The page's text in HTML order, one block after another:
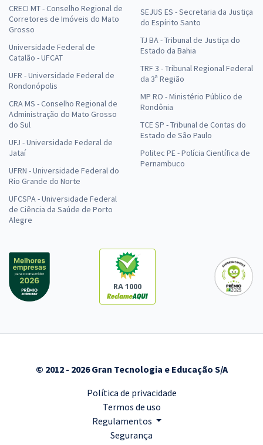
CRECI MT - Conselho Regional de
Corretores de Imóveis do Mato
Grosso
Universidade Federal de
Catalão - UFCAT
UFR - Universidade Federal de
Rondonópolis
CRA MS - Conselho Regional de
Administração do Mato Grosso
do Sul
UFJ - Universidade Federal de
Jataí
UFRN - Universidade Federal do
Rio Grande do Norte
UFCSPA - Universidade Federal
de Ciência da Saúde de Porto
Alegre
SEJUS ES - Secretaria da Justiça
do Espírito Santo
TJ BA - Tribunal de Justiça do
Estado da Bahia
TRF 3 - Tribunal Regional Federal
da 3ª Região
MP RO - Ministério Público de
Rondônia
TCE SP - Tribunal de Contas do
Estado de São Paulo
Politec PE - Polícia Científica de
Pernambuco
RA 1000
© 2012 - 2026 Gran Tecnologia e Educação S/A
Política de privacidade
Termos de uso
Regulamentos
Segurança